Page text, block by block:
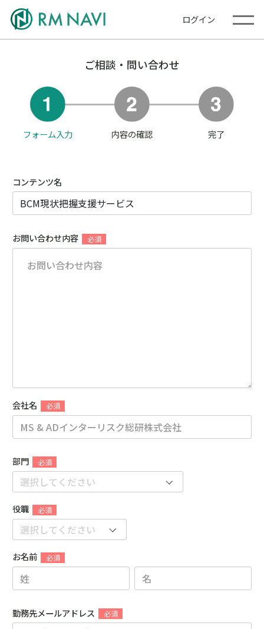
ログイン
ご相談・問い合わせ
フォーム入力 内容の確認 完了
コンテンツ名
お問い合わせ内容
会社名
部門
役職
お名前
勤務先メールアドレス